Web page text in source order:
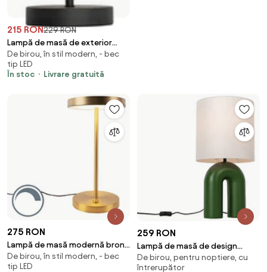
215 RON229 RON
Lampă de masă de exterior
neagră reîncărcabilă cu dimmer
în 3 trepte - Keira
De birou, în stil modern, - bec
tip LED
În stoc
Livrare gratuită
275 RON
Lampă de masă modernă bronz
cu LED inclus - Disco
De birou, în stil modern, - bec
tip LED
259 RON
Lampă de masă de design
verde cu abajur din in alb - Lotti
De birou, pentru noptiere, cu
întrerupător